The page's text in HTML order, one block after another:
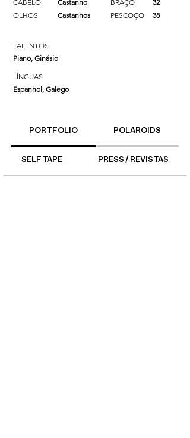
CABELO
Castanho
OLHOS
Castanhos
BRAÇO
32
PESCOÇO
38
TALENTOS
Piano, Ginásio
LÍNGUAS
Espanhol, Galego
PORTFOLIO POLAROIDS
SELF TAPE PRESS / REVISTAS